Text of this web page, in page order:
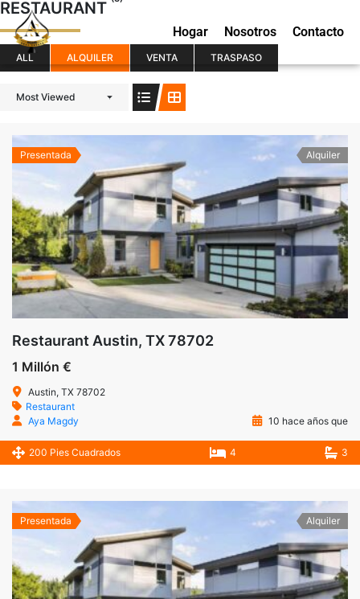
Hogar Nosotros Contacto
RESTAURANT
ALL ALQUILER VENTA TRASPASO
Most Viewed
Presentada Alquiler
Restaurant Austin, TX 78702
1 Millón €
Austin, TX 78702
Restaurant
Aya Magdy
10 hace años que
200 Pies Cuadrados 4 3
Presentada Alquiler